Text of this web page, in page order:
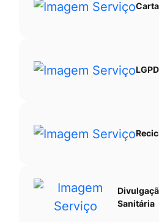
LGPD
Sanitária